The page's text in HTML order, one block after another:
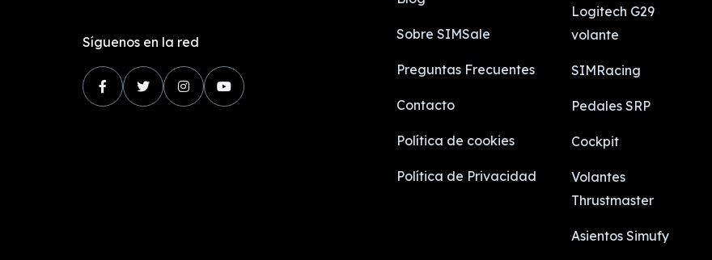
Síguenos en la red Sobre SIMSale
Preguntas Frecuentes
Contacto
Política de cookies
Política de Privacidad
Logitech G29
volante
SIMRacing
Pedales SRP
Cockpit
Volantes
Thrustmaster
Asientos Simufy